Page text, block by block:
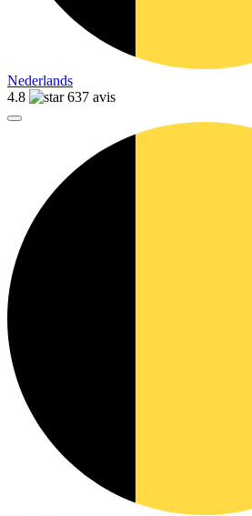
Nederlands
4.8
637 avis